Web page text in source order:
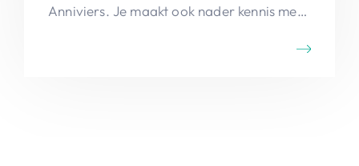
Anniviers. Je maakt ook nader kennis met